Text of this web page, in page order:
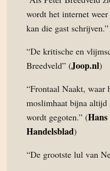
wordt het internet
kan die gast
“De kritische en
Breedveld” (Joop.nl)
“Frontaal Naakt, waar
moslimhaat bijna
wordt gegoten.” (
Handelsblad)
“De grootste lul van